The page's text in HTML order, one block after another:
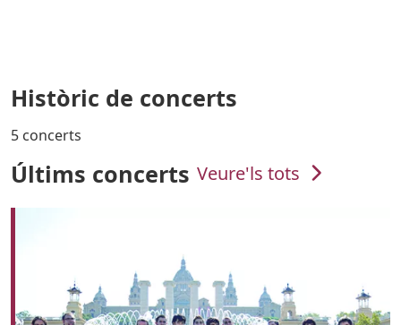
Històric de concerts
5 concerts
Últims concerts Veure'ls tots